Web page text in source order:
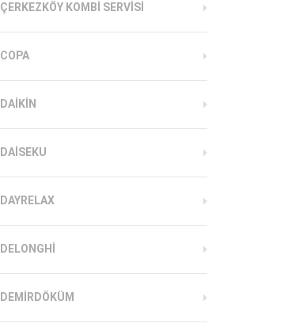
ÇERKEZKÖY KOMBI SERVISI
COPA
DAIKIN
DAISEKU
DAYRELAX
DELONGHI
DEMIRDÖKÜM